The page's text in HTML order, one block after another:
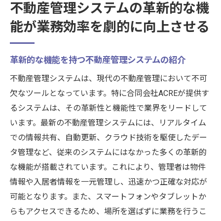
不動産管理システムの革新的な機
能が業務効率を劇的に向上させる
革新的な機能を持つ不動産管理システムの紹介
不動産管理システムは、現代の不動産管理において不可
欠なツールとなっています。特に合同会社ACREが提供す
るシステムは、その革新性と機能性で業界をリードして
います。最新の不動産管理システムには、リアルタイム
での情報共有、自動更新、クラウド技術を駆使したデー
タ管理など、従来のシステムにはなかった多くの革新的
な機能が搭載されています。これにより、管理者は物件
情報や入居者情報を一元管理し、迅速かつ正確な対応が
可能となります。また、スマートフォンやタブレットか
らもアクセスできるため、場所を選ばずに業務を行うこ